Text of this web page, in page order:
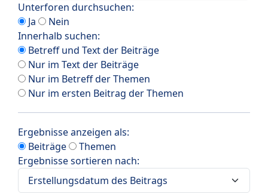
Unterforen durchsuchen:
Ja
Nein
Innerhalb suchen:
Betreff und Text der Beiträge
Nur im Text der Beiträge
Nur im Betreff der Themen
Nur im ersten Beitrag der Themen
Ergebnisse anzeigen als:
Beiträge
Themen
Ergebnisse sortieren nach: